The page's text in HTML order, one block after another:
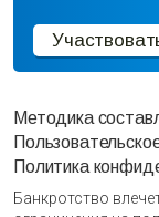
Методика
Политика
Банкротство